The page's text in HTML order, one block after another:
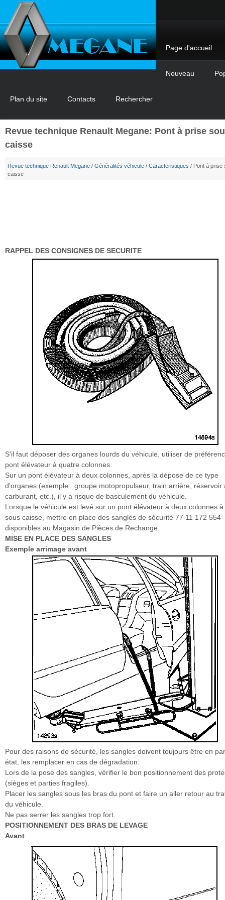
Page d'accueil
Nouveau
Plan du site Contacts Rechercher
Revue technique Renault Megane: Pont à prise
caisse
Revue technique Renault Megane / Généralités véhicule / Caracteristiques / Pont à prise
caisse
RAPPEL DES CONSIGNES DE SECURITE
S'il faut déposer des organes lourds du véhicule, utiliser de
pont élévateur à quatre colonnes.
Sur un pont élévateur à deux colonnes, après la dépose de ce type
d'organes (exemple : groupe motopropulseur, train arrière, réservoir
carburant, etc.), il y a risque de basculement du véhicule.
Lorsque le véhicule est levé sur un pont élévateur à deux colonnes
sous caisse, mettre en place des sangles de sécurité 77 11 172 554
disponibles au Magasin de Pièces de Rechange.
MISE EN PLACE DES SANGLES
Exemple arrimage avant
Pour des raisons de sécurité, les sangles doivent toujours être en
état, les remplacer en cas de dégradation.
Lors de la pose des sangles, vérifier le bon positionnement des
(sièges et parties fragiles).
Placer les sangles sous les bras du pont et faire un aller retour au
du véhicule.
Ne pas serrer les sangles trop fort.
POSITIONNEMENT DES BRAS DE LEVAGE
Avant